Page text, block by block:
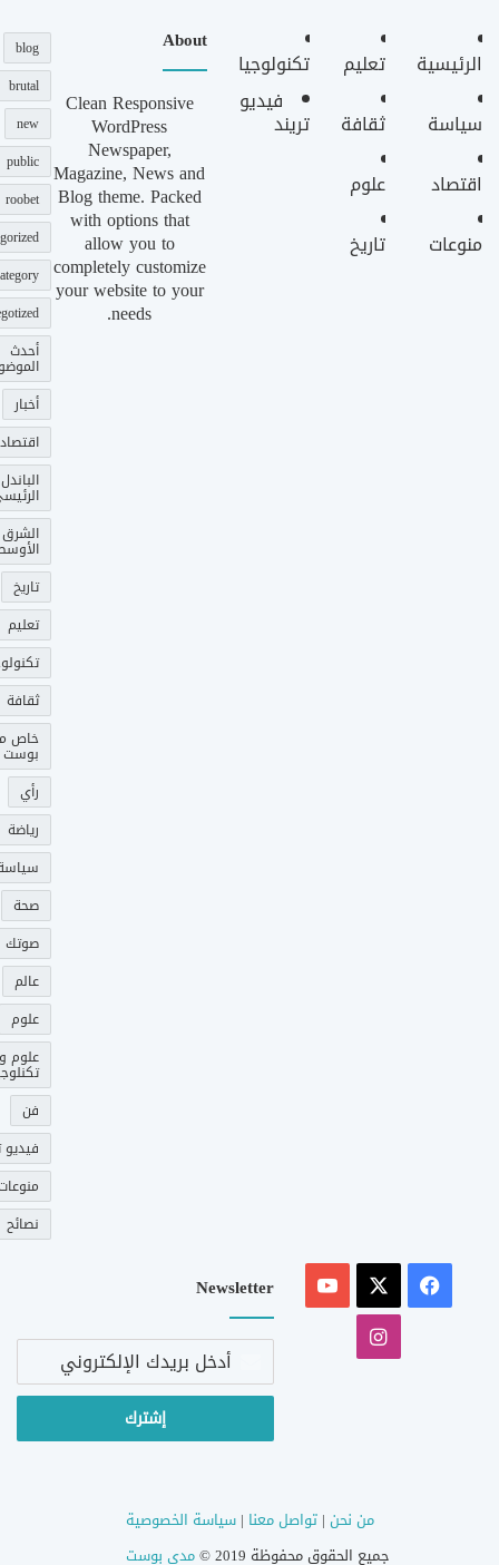
الرئيسية
سياسة
اقتصاد
منوعات
تعليم
ثقافة
علوم
تاريخ
تكنولوجيا
فيديو
تريند
About
Clean Responsive
WordPress
Newspaper,
Magazine, News and
Blog theme. Packed
with options that
allow you to
completely customize
your website to your
needs.
blog
brutal
new
public
roobet
أحدث
أخبار
اقتصاد
الباندل
الشرق
تاريخ
تعليم
ثقافة
خاص
بوست
رأي
رياضة
صحة
عالم
علوم
علوم و
فن
فيديو
نصائح
فيسبوك
‫YouTube
انستقرام
Newsletter
أدخل
الإلكتروني
من نحن |تواصل معنا |سياسة الخصوصية
جميع الحقوق محفوظة 2019 ©
مدى بوست